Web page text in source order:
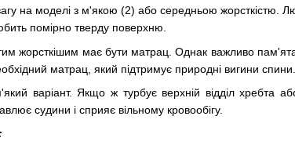
на моделі з м'якою (2) або середньою жорсткістю.
помірно тверду поверхню.
жорсткішим має бути матрац. Однак важливо
матрац, який підтримує природні вигини спини.
варіант. Якщо ж турбує верхній відділ хребта
судини і сприяє вільному кровообігу.